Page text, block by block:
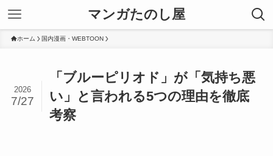
マンガたのし屋
ホーム 国内漫画・WEBTOON
「ブルーピリオド」が「気持ち悪
い」と言われる5つの理由を徹底
考察
2026
7/27